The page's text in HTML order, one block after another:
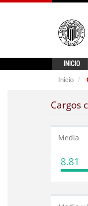
INICIO
Inicio
Cargos
Media
8.81